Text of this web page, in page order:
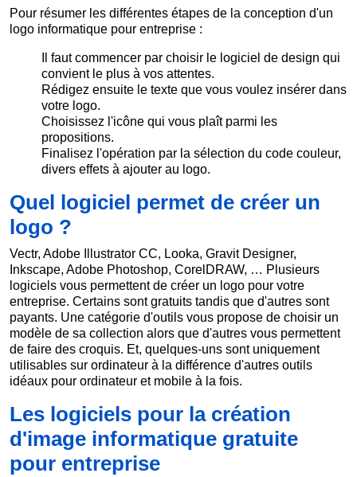
Pour résumer les différentes étapes de la conception d'un
logo informatique pour entreprise :
Il faut commencer par choisir le logiciel de design qui
convient le plus à vos attentes.
Rédigez ensuite le texte que vous voulez insérer dans
votre logo.
Choisissez l'icône qui vous plaît parmi les
propositions.
Finalisez l'opération par la sélection du code couleur,
divers effets à ajouter au logo.
Quel logiciel permet de créer un
logo ?
Vectr, Adobe Illustrator CC, Looka, Gravit Designer,
Inkscape, Adobe Photoshop, CorelDRAW, … Plusieurs
logiciels vous permettent de créer un logo pour votre
entreprise. Certains sont gratuits tandis que d'autres sont
payants. Une catégorie d'outils vous propose de choisir un
modèle de sa collection alors que d'autres vous permettent
de faire des croquis. Et, quelques-uns sont uniquement
utilisables sur ordinateur à la différence d'autres outils
idéaux pour ordinateur et mobile à la fois.
Les logiciels pour la création
d'image informatique gratuite
pour entreprise